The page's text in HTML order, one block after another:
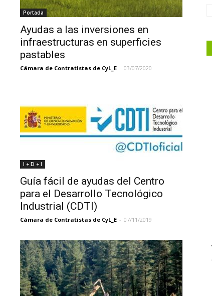
Portada
Ayudas a las inversiones en
infraestructuras en superficies
pastables
Cámara de Contratistas de CyL_E - 03/07/2020
I + D + I
Guía fácil de ayudas del Centro
para el Desarrollo Tecnológico
Industrial (CDTI)
Cámara de Contratistas de CyL_E - 07/11/2019